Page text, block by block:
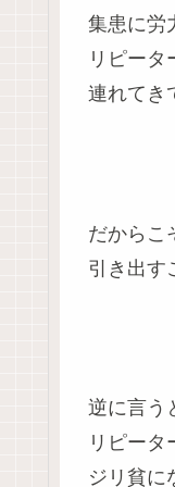
集患に労
リピータ
連れてき
だからこ
引き出す
逆に言う
リピータ
ジリ貧に